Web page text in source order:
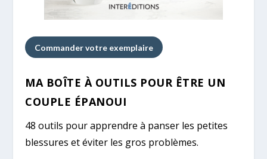
Commander votre exemplaire
MA BOÎTE À OUTILS POUR ÊTRE UN
COUPLE ÉPANOUI
48 outils pour apprendre à panser les petites
blessures et éviter les gros problèmes.